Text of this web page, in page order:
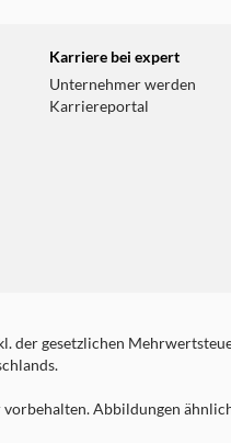
Karriere bei expert
Unternehmer werden
Karriereportal
der gesetzlichen
Abbildungen